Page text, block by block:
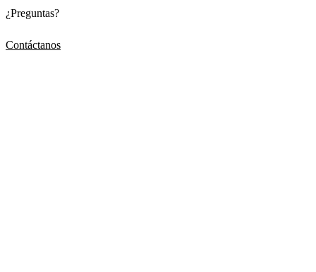
¿Preguntas?
Contáctanos